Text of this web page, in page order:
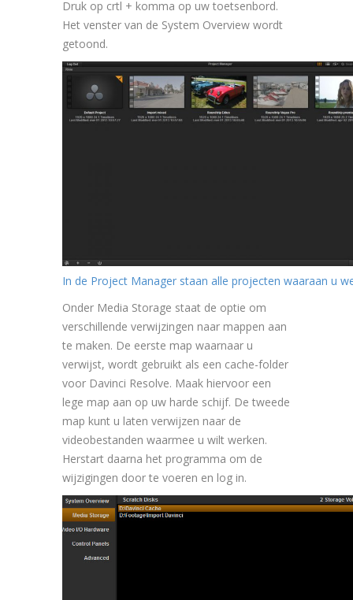
Druk op crtl + komma op uw toetsenbord.
Het venster van de System Overview wordt
getoond.
In de Project Manager staan alle projecten waaraan u
Onder Media Storage staat de optie om
verschillende verwijzingen naar mappen aan
te maken. De eerste map waarnaar u
verwijst, wordt gebruikt als een cache-folder
voor Davinci Resolve. Maak hiervoor een
lege map aan op uw harde schijf. De tweede
map kunt u laten verwijzen naar de
videobestanden waarmee u wilt werken.
Herstart daarna het programma om de
wijzigingen door te voeren en log in.